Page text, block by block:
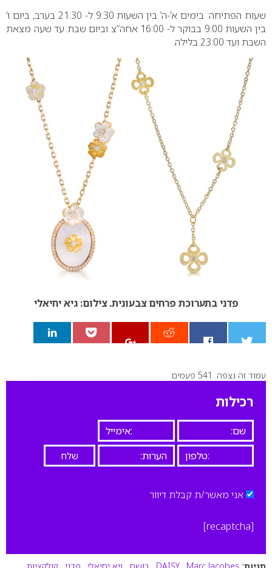
שעות הפתיחה: בימים א’-ה’ בין השעות 9:30 ל- 21:30 בערב, ביום ו’
בין השעות 9:00 בבוקר ל- 16:00 אחה”צ וביום שבת עד שעה מצאת
השבת ועד 23:00 בלילה.
פדני בתערוכת פרחים צבעונית. צילום: גיא יחיאלי
0
עמוד זה נצפה: 541 פעמים
רכילות
אני מאשר/ת קבלת דיוור
[recaptcha]